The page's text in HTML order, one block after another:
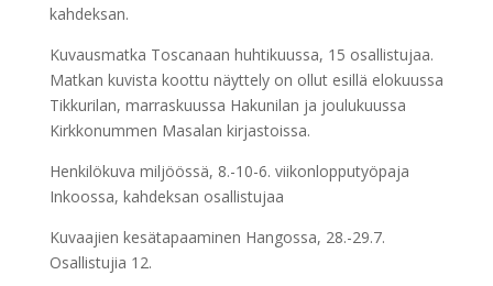
kahdeksan.
Kuvausmatka Toscanaan huhtikuussa, 15 osallistujaa.
Matkan kuvista koottu näyttely on ollut esillä elokuussa
Tikkurilan, marraskuussa Hakunilan ja joulukuussa
Kirkkonummen Masalan kirjastoissa.
Henkilökuva miljöössä, 8.-10-6. viikonlopputyöpaja
Inkoossa, kahdeksan osallistujaa
Kuvaajien kesätapaaminen Hangossa, 28.-29.7.
Osallistujia 12.